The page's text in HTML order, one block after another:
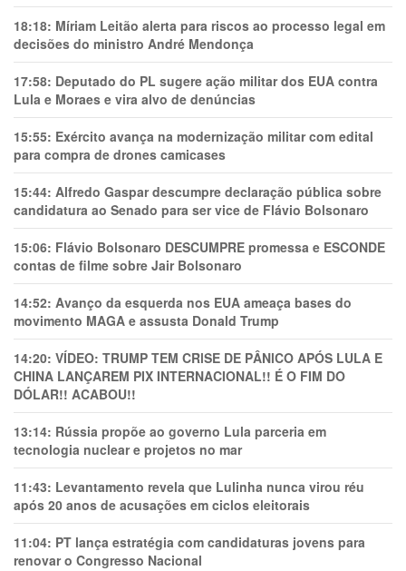
18:18: Míriam Leitão alerta para riscos ao processo legal em
decisões do ministro André Mendonça
17:58: Deputado do PL sugere ação militar dos EUA contra
Lula e Moraes e vira alvo de denúncias
15:55: Exército avança na modernização militar com edital
para compra de drones camicases
15:44: Alfredo Gaspar descumpre declaração pública sobre
candidatura ao Senado para ser vice de Flávio Bolsonaro
15:06: Flávio Bolsonaro DESCUMPRE promessa e ESCONDE
contas de filme sobre Jair Bolsonaro
14:52: Avanço da esquerda nos EUA ameaça bases do
movimento MAGA e assusta Donald Trump
14:20: VÍDEO: TRUMP TEM CRlSE DE PÂNlCO APÓS LULA E
CHINA LANÇAREM PIX INTERNACIONAL!! É O FIM DO
DÓLAR!! ACABOU!!
13:14: Rússia propõe ao governo Lula parceria em
tecnologia nuclear e projetos no mar
11:43: Levantamento revela que Lulinha nunca virou réu
após 20 anos de acusações em ciclos eleitorais
11:04: PT lança estratégia com candidaturas jovens para
renovar o Congresso Nacional